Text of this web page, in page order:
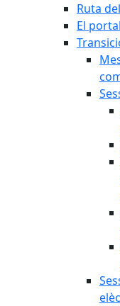
Ruta
El